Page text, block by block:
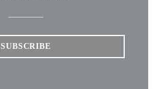
SUBSCRIBE